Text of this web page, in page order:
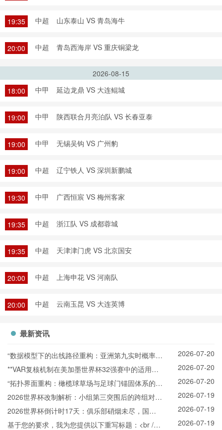
19:35 中超 山东泰山 VS 青岛海牛
20:00 中超 青岛西海岸 VS 重庆铜梁龙
2026-08-15
18:00
中甲 延边龙鼎 VS 大连鲲城
19:00 中甲 陕西联合月亮泊队 VS 长春亚泰
19:00 中甲 无锡吴钩 VS 广州豹
19:00 中超 辽宁铁人 VS 深圳新鹏城
19:30 中甲 广西恒宸 VS 梅州客家
19:35 中超 浙江队 VS 成都蓉城
19:35 中超 天津津门虎 VS 北京国安
20:00 中超 上海申花 VS 河南队
20:00 中超 云南玉昆 VS 大连英博
最新资讯
“数据模型下的出线路径重构：亚洲第九实时概率推
演与战术适配”
2026-07-20
**VAR复核机制在美加墨世界杯32强赛中的适用困
境与争议焦点深度解析**
2026-07-20
“拓扑界面重构：橄榄球草场与足球门锚固体系的空
间耦合机制”
2026-07-20
2026世界杯改制解析：小组第三突围后的跨组对战
机制
2026-07-19
2026世界杯倒计时17天：俱乐部硝烟未尽，国家
队已悄然“换阵”新战场
2026-07-19
基于您的要求，我为您提供以下重写标题：<br />
2026-07-19